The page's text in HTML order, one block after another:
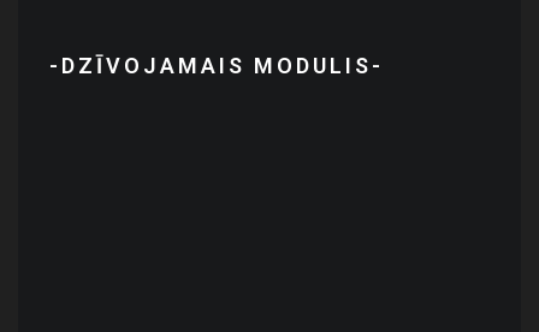
-DZĪVOJAMAIS MODULIS-